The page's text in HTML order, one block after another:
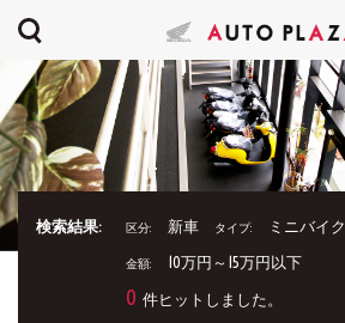
検索結果: 区分: 新車 タイプ: ミニバイク
金額: 10万円～15万円以下
0 件ヒットしました。